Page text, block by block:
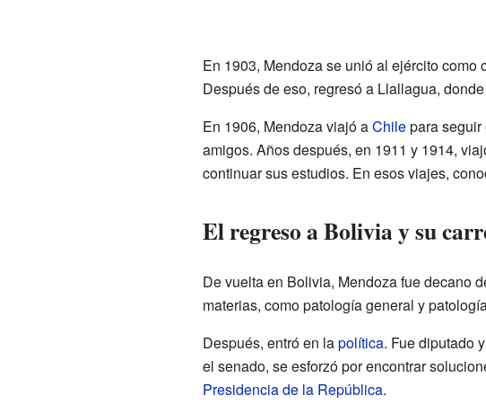
En 1903, Mendoza se unió al ejército
Después de eso, regresó a Llallagua,
En 1906, Mendoza viajó aChilepara seguir
amigos. Años después, en 1911 y 1914,
continuar sus estudios. En esos viajes,
El regreso a Bolivia y su
De vuelta en Bolivia, Mendoza fue decano
materias, como patología general y
Después, entró en lapolítica. Fue diputado
el senado, se esforzó por encontrar
Presidencia de la República.